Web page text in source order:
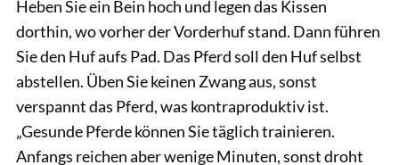
Heben Sie ein Bein hoch und legen das Kissen
dorthin, wo vorher der Vorderhuf stand. Dann führen
Sie den Huf aufs Pad. Das Pferd soll den Huf selbst
abstellen. Üben Sie keinen Zwang aus, sonst
verspannt das Pferd, was kontraproduktiv ist.
„Gesunde Pferde können Sie täglich trainieren.
Anfangs reichen aber wenige Minuten, sonst droht